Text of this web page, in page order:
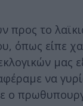
το
όπως είπε
μας
να
ο